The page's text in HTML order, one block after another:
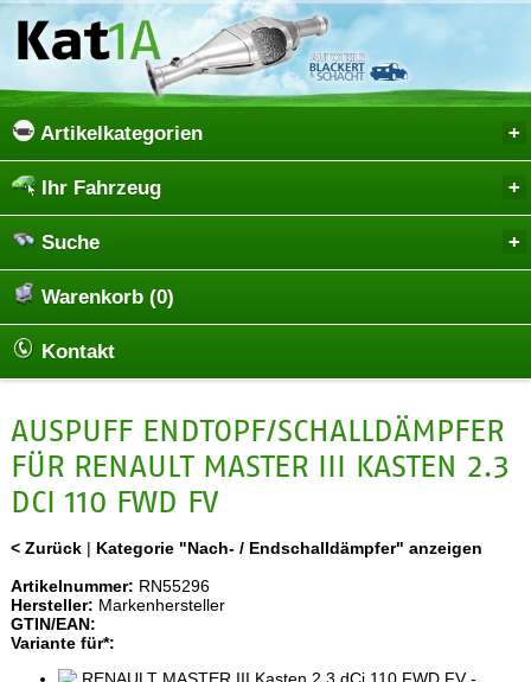
Artikelkategorien
Ihr Fahrzeug
Suche
Warenkorb (0)
Kontakt
AUSPUFF ENDTOPF/SCHALLDÄMPFER
FÜR RENAULT MASTER III KASTEN 2.3
DCI 110 FWD FV
< Zurück| Kategorie "Nach- / Endschalldämpfer" anzeigen
Artikelnummer: RN55296
Hersteller: Markenhersteller
GTIN/EAN:
Variante für*:
RENAULT MASTER III Kasten 2.3 dCi 110 FWD FV -